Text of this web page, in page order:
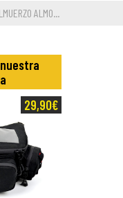
ALMO...
nuestra
29,90€